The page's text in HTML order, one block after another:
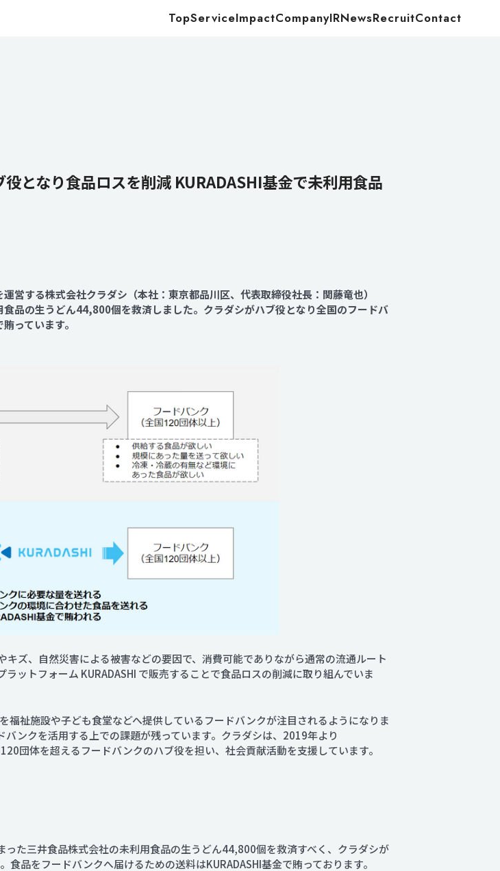
TopServiceImpactCompanyIRNewsRecruitContact
となり食品ロスを削減 KURADASHI基金で未利用食品
営する株式会社クラダシ（本社：東京都品川区、代表取締役社長：関藤竜也）
品の生うどん44,800個を救済しました。クラダシがハブ役となり全国のフードバ
っています。
ズ、自然災害による被害などの要因で、消費可能でありながら通常の流通ルート
ットフォーム KURADASHI で販売することで食品ロスの削減に取り組んでいま
祉施設や子ども食堂などへ提供しているフードバンクが注目されるようになりま
ンクを活用する上での課題が残っています。クラダシは、2019年より
団体を超えるフードバンクのハブ役を担い、社会貢献活動を支援しています。
た三井食品株式会社の未利用食品の生うどん44,800個を救済すべく、クラダシが
品をフードバンクへ届けるための送料はKURADASHI基金で賄っております。